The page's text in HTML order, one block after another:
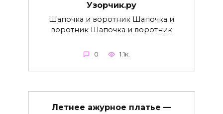
Узорчик.ру
Шапочка и воротник Шапочка и
воротник Шапочка и воротник
0 1.1к.
Летнее ажурное платье —